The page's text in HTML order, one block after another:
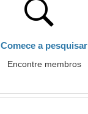
Comece a pesquisar
Encontre membros